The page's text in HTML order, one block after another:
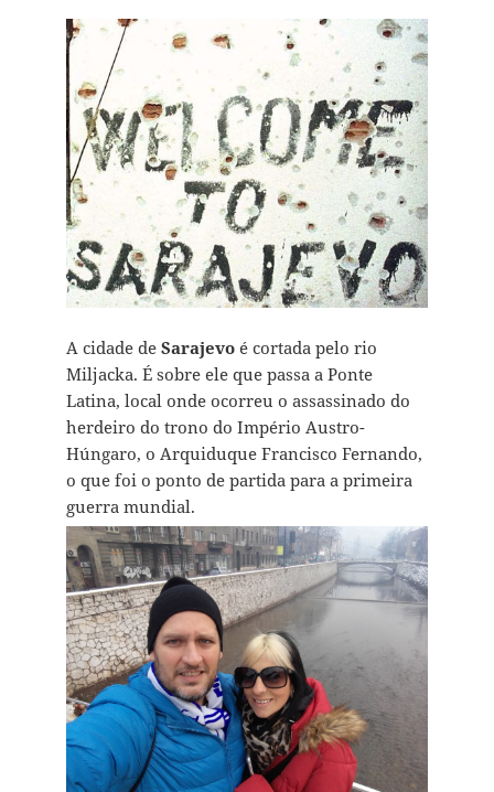
A cidade de Sarajevoé cortada pelo rio
Miljacka. É sobre ele que passa a Ponte
Latina, local onde ocorreu o assassinado do
herdeiro do trono do Império Austro-
Húngaro, o Arquiduque Francisco Fernando,
o que foi o ponto de partida para a primeira
guerra mundial.